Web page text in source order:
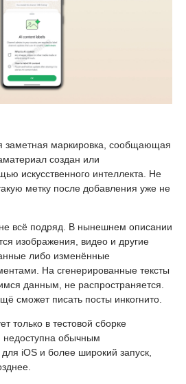
заметная маркировка, сообщающая
создан или
искусственного интеллекта. Не
метку после добавления уже не
всё подряд. В нынешнем описании
изображения, видео и другие
либо изменённые
На сгенерированные тексты
данным, не распространяется.
сможет писать посты инкогнито.
только в тестовой сборке
недоступна обычным
iOS и более широкий запуск,